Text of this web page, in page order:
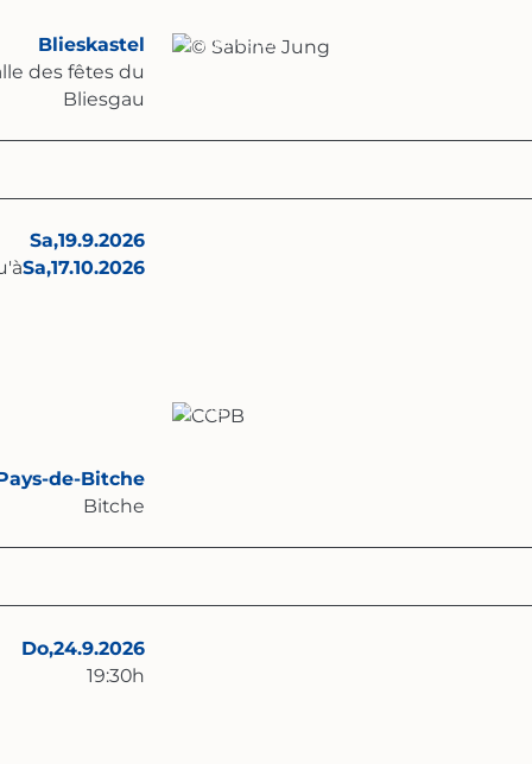
Blieskastel
des fêtes du
Bliesgau
© Sabine Jung
Sa,19.9.2026
Sa,17.10.2026
de-Bitche
Bitche
CCPB
Do,24.9.2026
19:30h